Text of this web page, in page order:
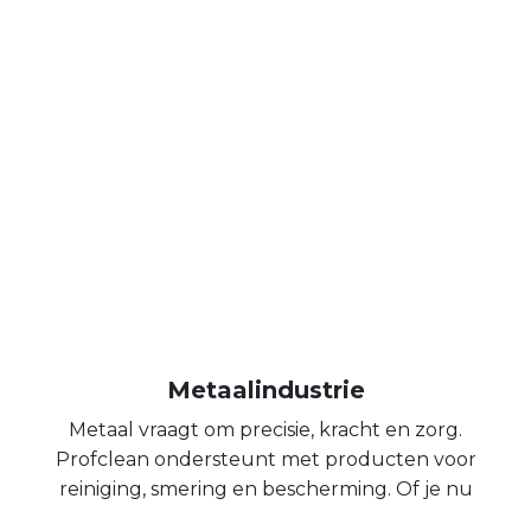
Metaalindustrie
Metaal vraagt om precisie, kracht en zorg.
Profclean ondersteunt met producten voor
reiniging, smering en bescherming. Of je nu